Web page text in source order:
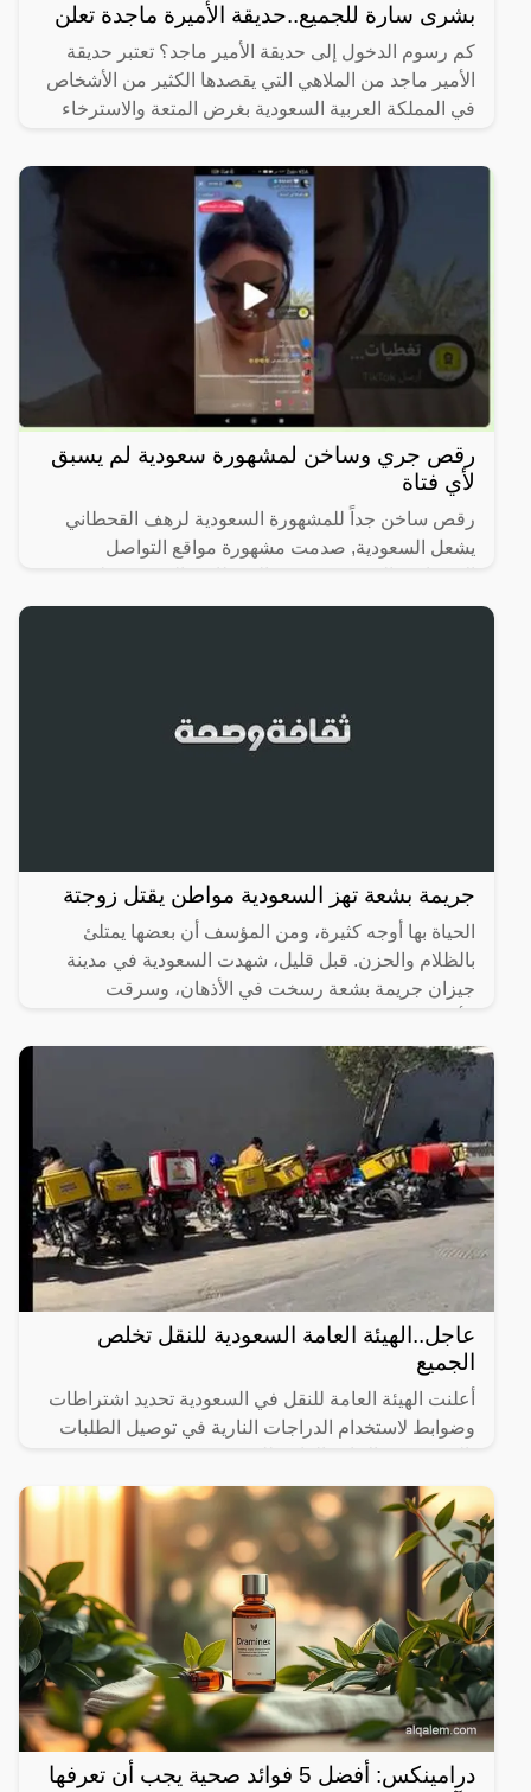
بشرى سارة للجميع..حديقة الأميرة ماجدة تعلن
كم رسوم الدخول إلى حديقة الأمير ماجد؟ تعتبر حديقة
الأمير ماجد من الملاهي التي يقصدها الكثير من الأشخاص
في المملكة العربية السعودية بغرض المتعة والاسترخاء
رقص جري وساخن لمشهورة سعودية لم يسبق
لأي فتاة
رقص ساخن جداً للمشهورة السعودية لرهف القحطاني
يشعل السعودية, صدمت مشهورة مواقع التواصل
رقصها والميكاج الذي
جريمة بشعة تهز السعودية مواطن يقتل زوجتة
الحياة بها أوجه كثيرة، ومن المؤسف أن بعضها يمتلئ
بالظلام والحزن. قبل قليل، شهدت السعودية في مدينة
جيزان جريمة بشعة رسخت في الأذهان، وسرقت
عاجل..الهيئة العامة السعودية للنقل تخلص
الجميع
أعلنت الهيئة العامة للنقل في السعودية تحديد اشتراطات
وضوابط لاستخدام الدراجات النارية في توصيل الطلبات
درامينكس: أفضل 5 فوائد صحية يجب أن تعرفها